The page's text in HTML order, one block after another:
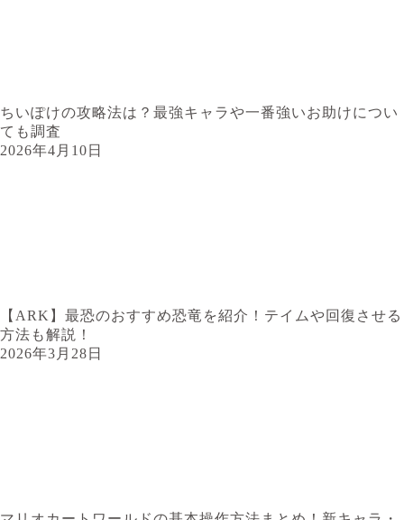
ちいぽけの攻略法は？最強キャラや一番強いお助けについ
ても調査
2026年4月10日
【ARK】最恐のおすすめ恐竜を紹介！テイムや回復させる
方法も解説！
2026年3月28日